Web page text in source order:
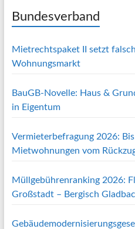
Bundesverband
Mietrechtspaket II setzt
Wohnungsmarkt
BauGB-Novelle: Haus &
in Eigentum
Vermieterbefragung 2026:
Mietwohnungen vom
Müllgebührenranking 2026:
Großstadt – Bergisch